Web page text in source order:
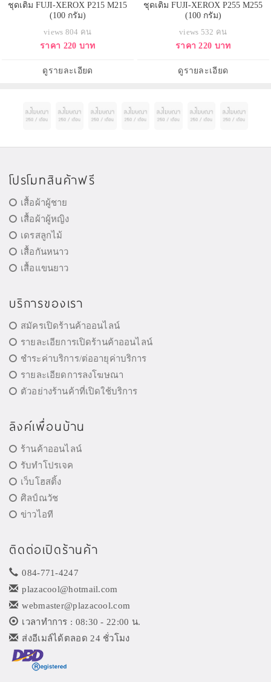
ชุดเติม FUJI-XEROX P215 M215
(100 กรัม)
views 804 คน
ราคา 220 บาท
ดูรายละเอียด
ชุดเติม FUJI-XEROX P255 M255
(100 กรัม)
views 532 คน
ราคา 220 บาท
ดูรายละเอียด
โปรโมทสินค้าฟรี
เสื้อผ้าผู้ชาย
เสื้อผ้าผู้หญิง
เดรสลูกไม้
เสื้อกันหนาว
เสื้อแขนยาว
บริการของเรา
สมัครเปิดร้านค้าออนไลน์
รายละเอียการเปิดร้านค้าออนไลน์
ชำระค่าบริการ/ต่ออายุค่าบริการ
รายละเอียดการลงโฆษณา
ตัวอย่างร้านค้าที่เปิดใช้บริการ
ลิงค์เพื่อนบ้าน
ร้านค้าออนไลน์
รับทำโปรเจค
เว็บโฮสติ้ง
ศิลป์ณวัช
ข่าวไอที
ติดต่อเปิดร้านค้า
084-771-4247
plazacool@hotmail.com
webmaster@plazacool.com
เวลาทำการ : 08:30 - 22:00 น.
ส่งอีเมล์ได้ตลอด 24 ชั่วโมง